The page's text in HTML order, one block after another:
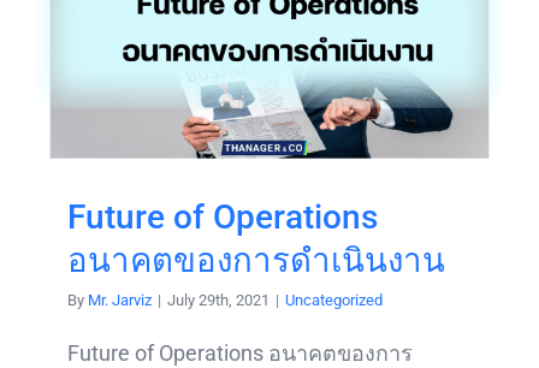
Future of Operations
อนาคตของการดำเนินงาน
By Mr. Jarviz | July 29th, 2021 | Uncategorized
Future of Operations อนาคตของการ